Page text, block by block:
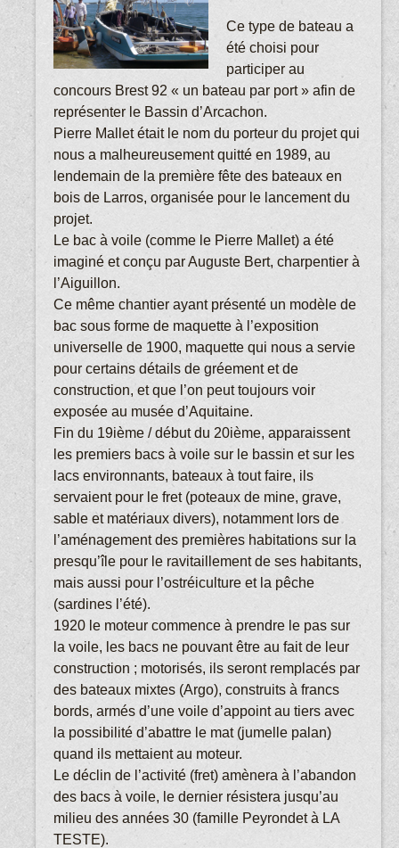
Ce type de bateau a
été choisi pour
participer au
concours Brest 92 « un bateau par port » afin de
représenter le Bassin d’Arcachon.
Pierre Mallet était le nom du porteur du projet qui
nous a malheureusement quitté en 1989, au
lendemain de la première fête des bateaux en
bois de Larros, organisée pour le lancement du
projet.
Le bac à voile (comme le Pierre Mallet) a été
imaginé et conçu par Auguste Bert, charpentier à
l’Aiguillon.
Ce même chantier ayant présenté un modèle de
bac sous forme de maquette à l’exposition
universelle de 1900, maquette qui nous a servie
pour certains détails de gréement et de
construction, et que l’on peut toujours voir
exposée au musée d’Aquitaine.
Fin du 19ième / début du 20ième, apparaissent
les premiers bacs à voile sur le bassin et sur les
lacs environnants, bateaux à tout faire, ils
servaient pour le fret (poteaux de mine, grave,
sable et matériaux divers), notamment lors de
l’aménagement des premières habitations sur la
presqu’île pour le ravitaillement de ses habitants,
mais aussi pour l’ostréiculture et la pêche
(sardines l’été).
1920 le moteur commence à prendre le pas sur
la voile, les bacs ne pouvant être au fait de leur
construction ; motorisés, ils seront remplacés par
des bateaux mixtes (Argo), construits à francs
bords, armés d’une voile d’appoint au tiers avec
la possibilité d’abattre le mat (jumelle palan)
quand ils mettaient au moteur.
Le déclin de l’activité (fret) amènera à l’abandon
des bacs à voile, le dernier résistera jusqu’au
milieu des années 30 (famille Peyrondet à LA
TESTE).